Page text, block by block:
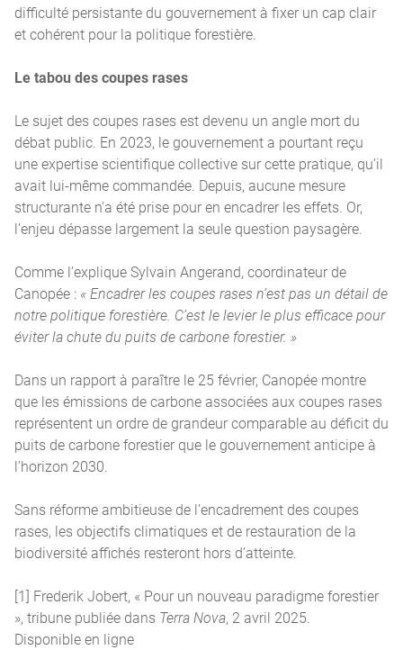
difficulté persistante du gouvernement à fixer un cap clair
et cohérent pour la politique forestière.
Le tabou des coupes rases
Le sujet des coupes rases est devenu un angle mort du
débat public. En 2023, le gouvernement a pourtant reçu
une expertise scientifique collective sur cette pratique, qu’il
avait lui-même commandée. Depuis, aucune mesure
structurante n’a été prise pour en encadrer les effets. Or,
l’enjeu dépasse largement la seule question paysagère.
Comme l’explique Sylvain Angerand, coordinateur de
Canopée : « Encadrer les coupes rases n’est pas un détail de
notre politique forestière. C’est le levier le plus efficace pour
éviter la chute du puits de carbone forestier. »
Dans un rapport à paraître le 25 février, Canopée montre
que les émissions de carbone associées aux coupes rases
représentent un ordre de grandeur comparable au déficit du
puits de carbone forestier que le gouvernement anticipe à
l’horizon 2030.
Sans réforme ambitieuse de l’encadrement des coupes
rases, les objectifs climatiques et de restauration de la
biodiversité affichés resteront hors d’atteinte.
[1] Frederik Jobert, « Pour un nouveau paradigme forestier
», tribune publiée dans Terra Nova, 2 avril 2025.
Disponible en ligne